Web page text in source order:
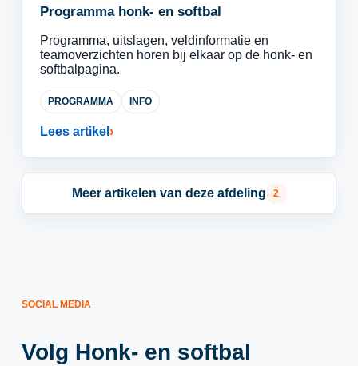
Programma honk- en softbal
Programma, uitslagen, veldinformatie en
teamoverzichten horen bij elkaar op de honk- en
softbalpagina.
PROGRAMMA INFO
Lees artikel
Meer artikelen van deze afdeling 2
SOCIAL MEDIA
Volg Honk- en softbal